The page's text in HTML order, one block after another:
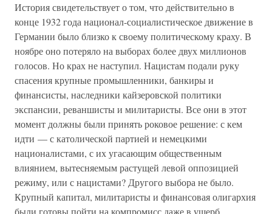
История свидетельствует о том, что действительно в
конце 1932 года национал-социалистическое движение в
Германии было близко к своему политическому краху. В
ноябре оно потеряло на выборах более двух миллионов
голосов. Но крах не наступил. Нацистам подали руку
спасения крупные промышленники, банкиры и
финансисты, наследники кайзеровской политики
экспансии, реваншисты и милитаристы. Все они в этот
момент должны были принять роковое решение: с кем
идти — с католической партией и немецкими
националистами, с их угасающим общественным
влиянием, вытесняемым растущей левой оппозицией
режиму, или с нацистами? Другого выбора не было.
Крупный капитал, милитаристы и финансовая олигархия
были готовы пойти на компромисс даже в ущерб